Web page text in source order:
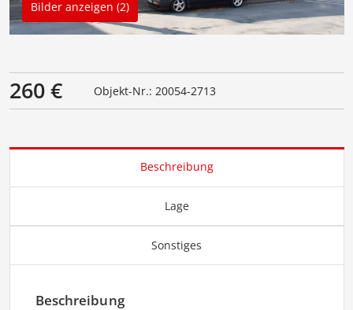
Bilder anzeigen (2)
260 € Objekt-Nr.: 20054-2713
Beschreibung
Lage
Sonstiges
Beschreibung